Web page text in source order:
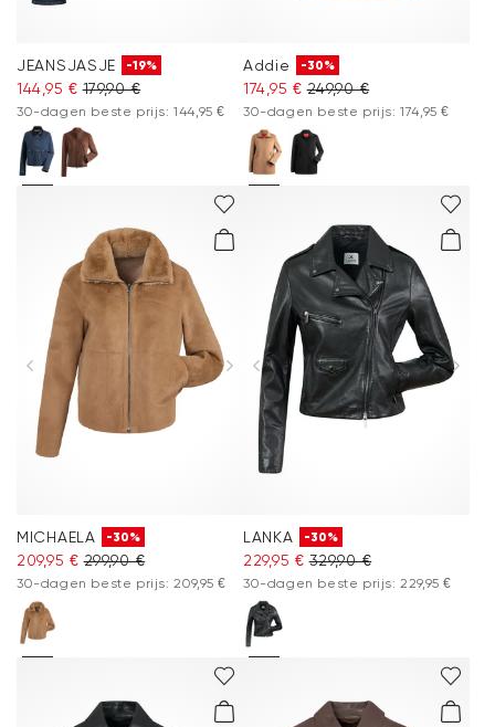
JEANSJASJE -19%
144,95 € 179,90 €
30-dagen beste prijs: 144,95 €
Addie -30%
174,95 € 249,90 €
30-dagen beste prijs: 174,95 €
MICHAELA -30%
209,95 € 299,90 €
30-dagen beste prijs: 209,95 €
LANKA -30%
229,95 € 329,90 €
30-dagen beste prijs: 229,95 €